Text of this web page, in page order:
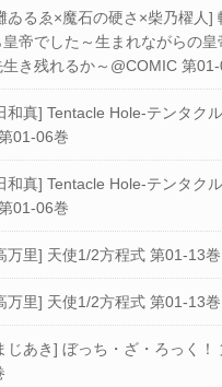
ゐるゑ×魔石の硬さ×柴乃櫂人]
皇帝でした～生まれながらの皇
生き残れるか～@COMIC 第
和真] Tentacle Hole-テンタク
01-06巻
和真] Tentacle Hole-テンタク
01-06巻
万里] 天使1/2方程式 第01-13巻
万里] 天使1/2方程式 第01-13巻
じあき] ぼっち・ざ・ろっく！